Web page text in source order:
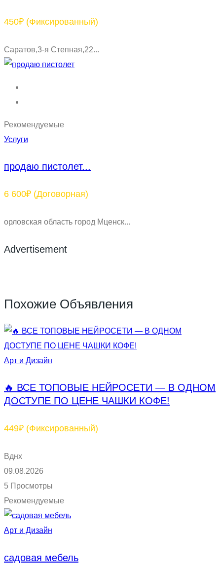
450₽ (Фиксированный)
Саратов,3-я Степная,22...
Рекомендуемые
Услуги
продаю пистолет...
6 600₽ (Договорная)
орловская область город Мценск...
Advertisement
Похожие Объявления
Арт и Дизайн
🔥 ВСЕ ТОПОВЫЕ НЕЙРОСЕТИ — В ОДНОМ
ДОСТУПЕ ПО ЦЕНЕ ЧАШКИ КОФЕ!
449₽ (Фиксированный)
Вднх
09.08.2026
5 Просмотры
Рекомендуемые
Арт и Дизайн
садовая мебель